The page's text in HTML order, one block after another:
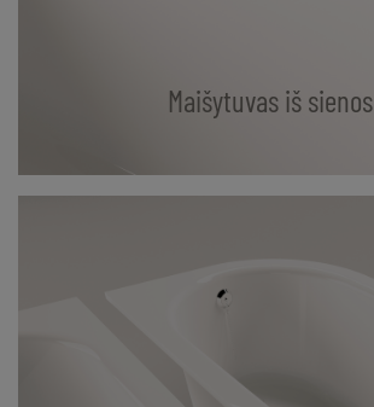
Maišytuvas iš sienos